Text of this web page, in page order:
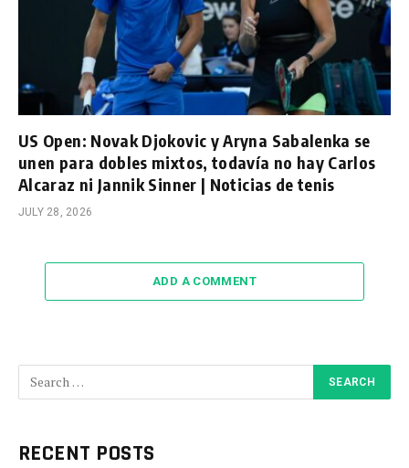
US Open: Novak Djokovic y Aryna Sabalenka se
unen para dobles mixtos, todavía no hay Carlos
Alcaraz ni Jannik Sinner | Noticias de tenis
JULY 28, 2026
ADD A COMMENT
RECENT POSTS